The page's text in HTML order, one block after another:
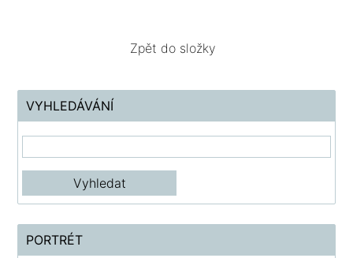
Zpět do složky
VYHLEDÁVÁNÍ
PORTRÉT